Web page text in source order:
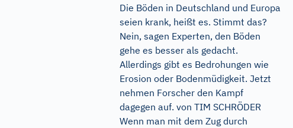
Die Böden in Deutschland und Europa
seien krank, heißt es. Stimmt das?
Nein, sagen Experten, den Böden
gehe es besser als gedacht.
Allerdings gibt es Bedrohungen wie
Erosion oder Bodenmüdigkeit. Jetzt
nehmen Forscher den Kampf
dagegen auf. von TIM SCHRÖDER
Wenn man mit dem Zug durch